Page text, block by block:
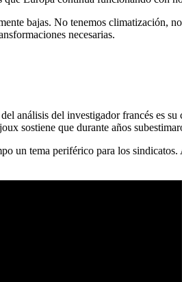
bajas. No tenemos climatización,
necesarias.
análisis del investigador francés es
sostiene que durante años
un tema periférico para los